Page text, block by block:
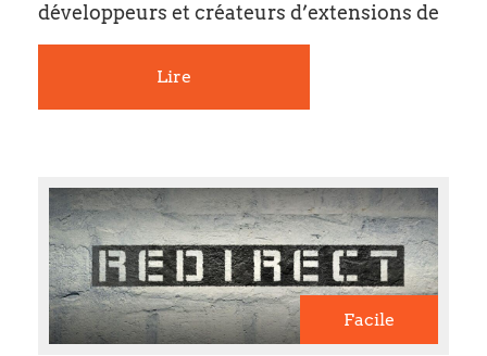
développeurs et créateurs d’extensions de
Lire
Facile